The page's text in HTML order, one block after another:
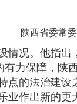
陕西省委常
况。他指出
力保障，
点的法治建
作出新的更